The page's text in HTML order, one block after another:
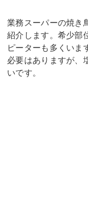
業務スーパーの焼き
紹介します。希少部
ピーターも多くいま
必要はありますが、
いです。